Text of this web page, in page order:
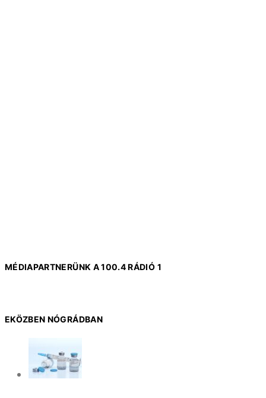
MÉDIAPARTNERÜNK A 100.4 RÁDIÓ 1
EKÖZBEN NÓGRÁDBAN